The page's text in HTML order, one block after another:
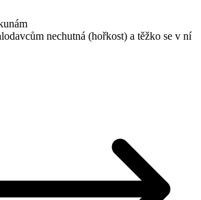
nechutná (hořkost) a těžko se v ní